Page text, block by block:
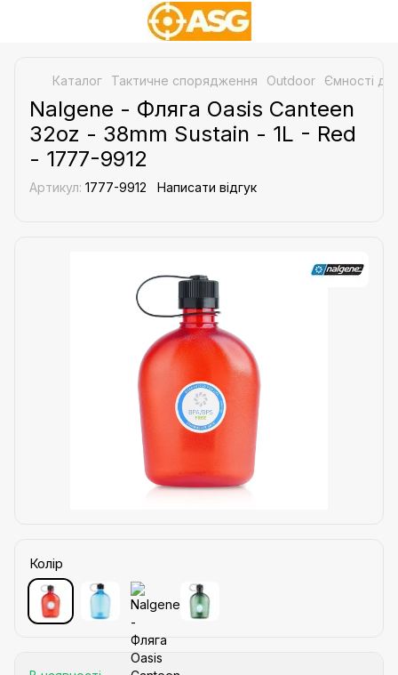
Каталог Тактичне спорядження Outdoor Ємності
Nalgene - Фляга Oasis Canteen
32oz - 38mm Sustain - 1L - Red
- 1777-9912
Артикул: 1777-9912 Написати відгук
Колір